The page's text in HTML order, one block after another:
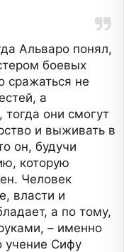
Альваро понял,
боевых
сражаться не
а
тогда они смогут
и выживать в
он, будучи
которую
Человек
власти и
а по тому,
– именно
учение Сифу